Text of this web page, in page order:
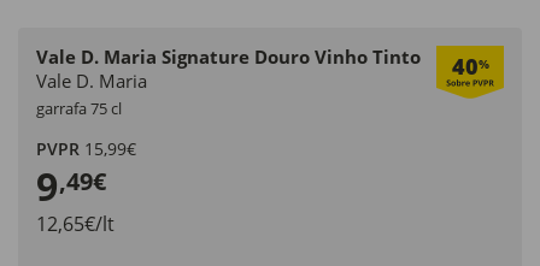
Vale D. Maria Signature Douro Vinho Tinto 40%
Vale D. Maria
garrafa 75 cl
PVPR 15,99€
9,49€
12,65€/lt